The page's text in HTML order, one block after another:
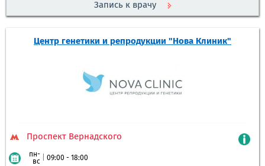
Запись к врачу
Центр генетики и репродукции "Нова Клиник"
Проспект Вернадского
пн-
вс
09:00 - 18:00